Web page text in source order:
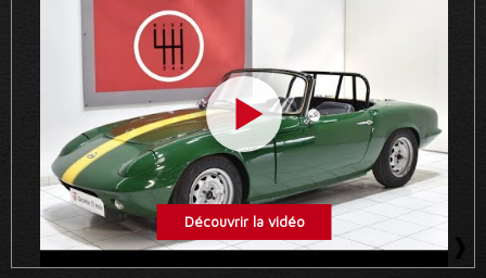
Découvrir la vidéo